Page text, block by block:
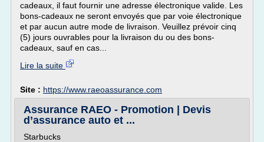
cadeaux, il faut fournir une adresse électronique valide. Les
bons-cadeaux ne seront envoyés que par voie électronique
et par aucun autre mode de livraison. Veuillez prévoir cinq
(5) jours ouvrables pour la livraison du ou des bons-
cadeaux, sauf en cas...
Lire la suite
Site : https://www.raeoassurance.com
Assurance RAEO - Promotion | Devis
d’assurance auto et ...
Starbucks